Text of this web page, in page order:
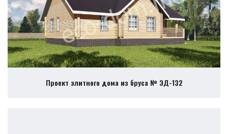
Проект элитного дома из бруса № ЭД-132